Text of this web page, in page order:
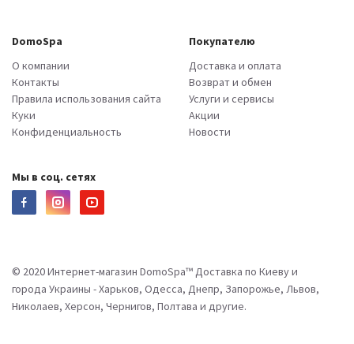
DomoSpa
О компании
Контакты
Правила использования сайта
Куки
Конфиденциальность
Покупателю
Доставка и оплата
Возврат и обмен
Услуги и сервисы
Акции
Новости
Мы в соц. сетях
© 2020 Интернет-магазин DomoSpa™ Доставка по Киеву и
города Украины - Харьков, Одесса, Днепр, Запорожье, Львов,
Николаев, Херсон, Чернигов, Полтава и другие.